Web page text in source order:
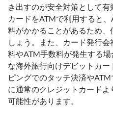
き出すのが安全対策として
カードをATMで利用すると
料がかかることがあるため、
しょう。また、カード発行
料やATM手数料が発生する
な海外旅行向けデビットカ
ピングでのタッチ決済や
に通常のクレジットカード
可能性があります。